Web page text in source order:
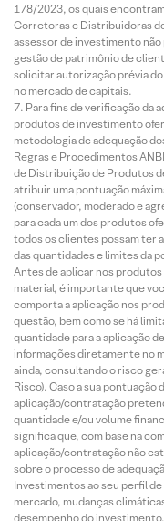
178/2023, os quais
Corretoras e Distribuidoras
assessor de investimento
gestão de patrimônio de
solicitar autorização prévia
no mercado de capitais.
Para fins de verificação da
produtos de investimento
metodologia de adequação
Regras e Procedimentos
de Distribuição de Produtos
atribuir uma pontuação
(conservador, moderado e
para cada um dos produtos
todos os clientes possam ter
das quantidades e limites da
Antes de aplicar nos
material, é importante que
comporta a aplicação nos
questão, bem como se há
quantidade para a aplicação
informações diretamente no
ainda, consultando o risco
Risco). Caso a sua
aplicação/contratação
quantidade e/ou volume
significa que, com base na
aplicação/contratação não
sobre o processo de
Investimentos ao seu perfil
mercado, mudanças
desempenho do investimento.